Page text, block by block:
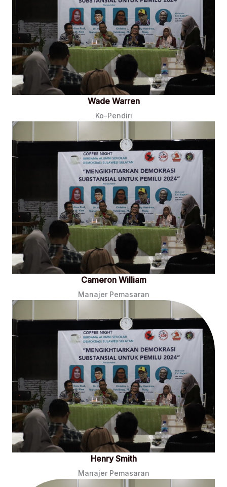
Wade Warren
Ko-Pendiri
Cameron William
Manajer Pemasaran
Henry Smith
Manajer Pemasaran